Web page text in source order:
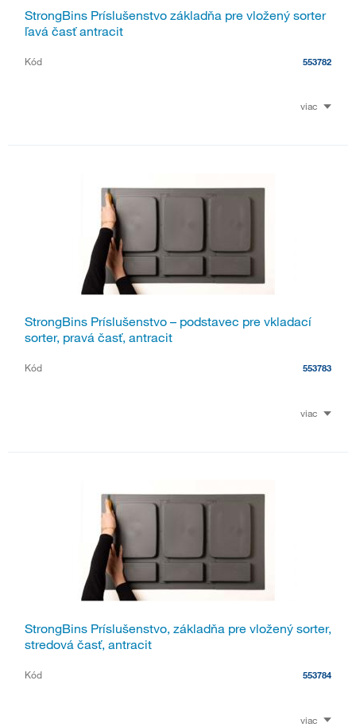
StrongBins Príslušenstvo základňa pre vložený sorter
ľavá časť antracit
Kód 553782
viac
StrongBins Príslušenstvo – podstavec pre vkladací
sorter, pravá časť, antracit
Kód 553783
viac
StrongBins Príslušenstvo, základňa pre vložený sorter,
stredová časť, antracit
Kód 553784
viac